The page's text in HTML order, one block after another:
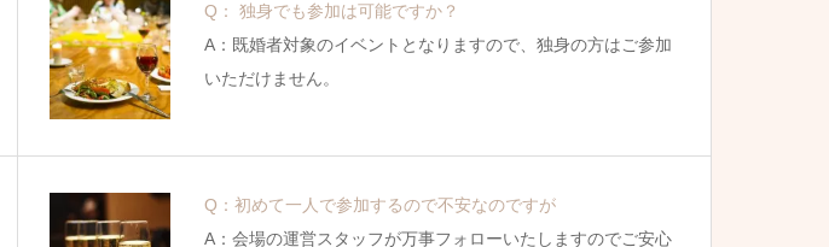
Q： 独身でも参加は可能ですか？
A：既婚者対象のイベントとなりますので、独身の方はご参加
いただけません。
Q：初めて一人で参加するので不安なのですが
A：会場の運営スタッフが万事フォローいたしますのでご安心